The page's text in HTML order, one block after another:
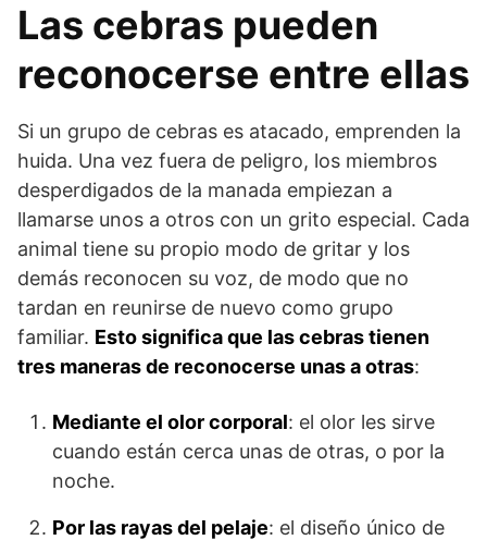
Las cebras pueden
reconocerse entre ellas
Si un grupo de cebras es atacado, emprenden la
huida. Una vez fuera de peligro, los miembros
desperdigados de la manada empiezan a
llamarse unos a otros con un grito especial. Cada
animal tiene su propio modo de gritar y los
demás reconocen su voz, de modo que no
tardan en reunir­se de nuevo como grupo
familiar. Esto significa que las cebras tienen
tres maneras de recono­cerse unas a otras:
Mediante el olor corporal: el olor les sirve
cuando están cerca unas de otras, o por la
noche.
Por las rayas del pelaje: el diseño único de